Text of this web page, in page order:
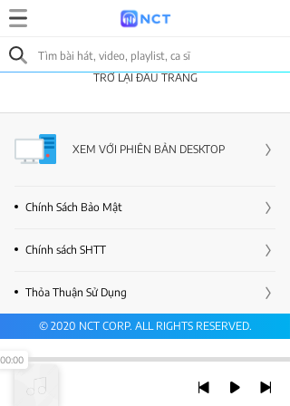
TRỞ LẠI ĐẦU TRANG
XEM VỚI PHIÊN BẢN DESKTOP
Chính Sách Bảo Mật
Chính sách SHTT
Thỏa Thuận Sử Dụng
© 2020 NCT CORP. ALL RIGHTS RESERVED.
00:00